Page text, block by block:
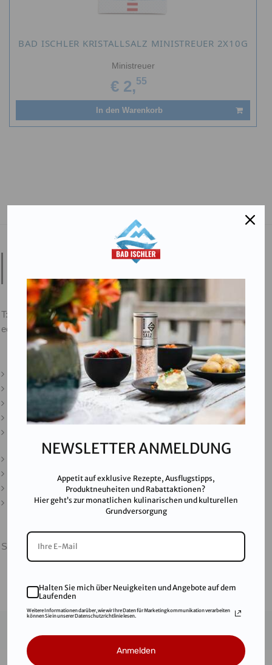
BAD ISCHLER KRISTALLSALZ MINISTREUER 2X10G
Ministreuer
€ 2,55
In den Warenkorb
Salinen Austria Aktiengesellschaft
4802 Ebensee am Traunsee,AUSTRIA
T:
+43 676 87812208
ecommerce@salinen.com
Kontakt
Downloads
Presse
Partner & Friends
SALINEN AUSTRIA AG ist nach GMP, IFS, QS, ISO 9001,
ISO 14001 u.v.m. zertifiziert und garantiert höchste
NEWSLETTER ANMELDUNG
Appetit auf exklusive Rezepte, Ausflugstipps,
Produktneuheiten und Rabattaktionen?
Hier geht’s zur monatlichen kulinarischen und kulturellen
Grundversorgung
Halten Sie mich über Neuigkeiten und Angebote auf dem
Laufenden
Weitere Informationen darüber, wie wir Ihre Daten für Marketingkommunikation verarbeiten
können Sie in unserer Datenschutzrichtlinie lesen.
Anmelden